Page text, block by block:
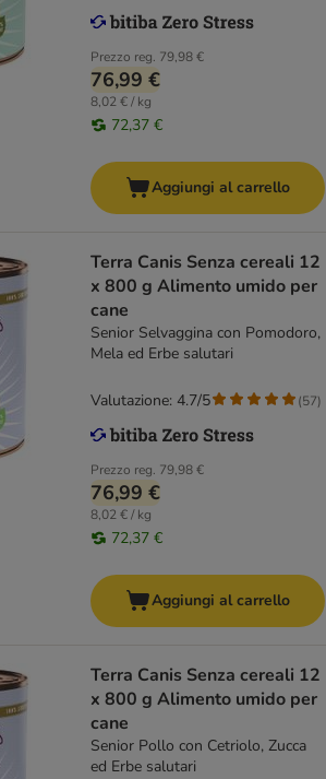
Prezzo reg. 79,98 €
76,99 €
8,02 € / kg
72,37 €
Aggiungi al carrello
Terra Canis Senza cereali 12
x 800 g Alimento umido per
cane
Senior Selvaggina con Pomodoro,
Mela ed Erbe salutari
Prezzo reg. 79,98 €
76,99 €
8,02 € / kg
72,37 €
Valutazione: 4.7/5 (57)
Aggiungi al carrello
Terra Canis Senza cereali 12
x 800 g Alimento umido per
cane
Senior Pollo con Cetriolo, Zucca
ed Erbe salutari